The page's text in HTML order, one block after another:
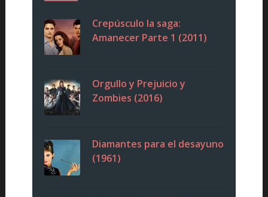
Crepúsculo la saga:
Amanecer Parte 1 (2011)
Orgullo y Prejuicio y
Zombies (2016)
Diamantes para el desayuno
(1961)